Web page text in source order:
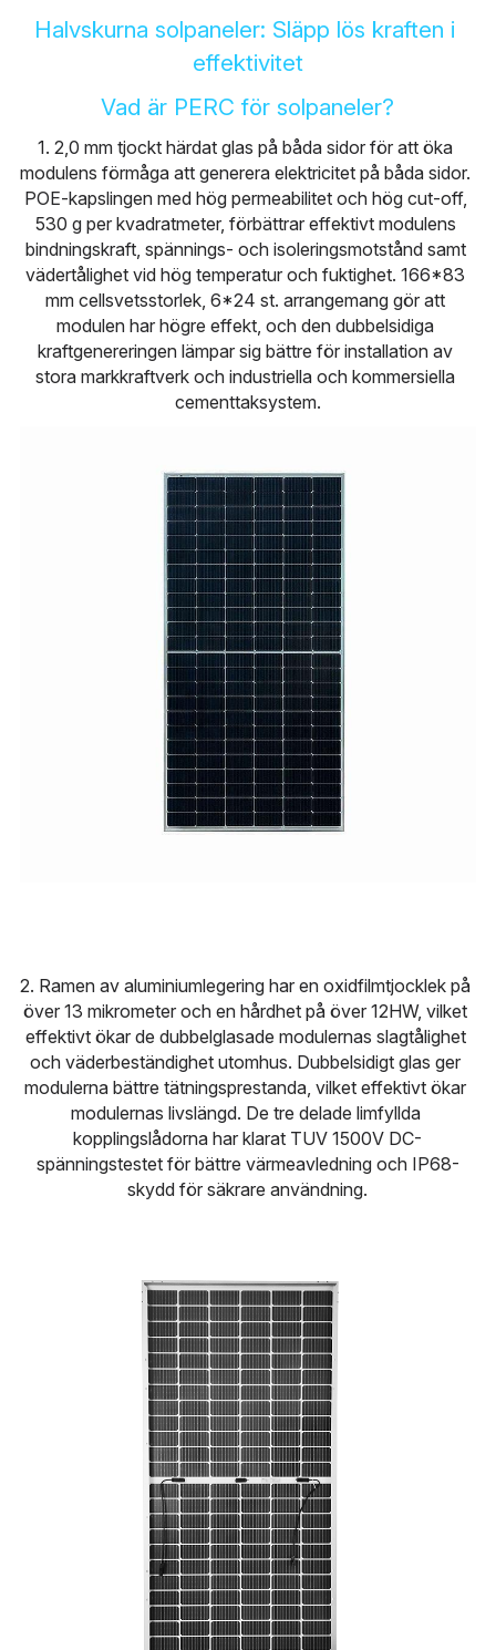
عربي
Türkçe
Polski
Русский
Slovensko
Halvskurna solpaneler: Släpp lös kraften i
effektivitet
Vad är PERC för solpaneler?
1. 2,0 mm tjockt härdat glas på båda sidor för att öka
modulens förmåga att generera elektricitet på båda sidor.
POE-kapslingen med hög permeabilitet och hög cut-off,
530 g per kvadratmeter, förbättrar effektivt modulens
bindningskraft, spännings- och isoleringsmotstånd samt
vädertålighet vid hög temperatur och fuktighet. 166*83
mm cellsvetsstorlek, 6*24 st. arrangemang gör att
modulen har högre effekt, och den dubbelsidiga
kraftgenereringen lämpar sig bättre för installation av
stora markkraftverk och industriella och kommersiella
cementtaksystem.
2. Ramen av aluminiumlegering har en oxidfilmtjocklek på
över 13 mikrometer och en hårdhet på över 12HW, vilket
effektivt ökar de dubbelglasade modulernas slagtålighet
och väderbeständighet utomhus. Dubbelsidigt glas ger
modulerna bättre tätningsprestanda, vilket effektivt ökar
modulernas livslängd. De tre delade limfyllda
kopplingslådorna har klarat TUV 1500V DC-
spänningstestet för bättre värmeavledning och IP68-
skydd för säkrare användning.